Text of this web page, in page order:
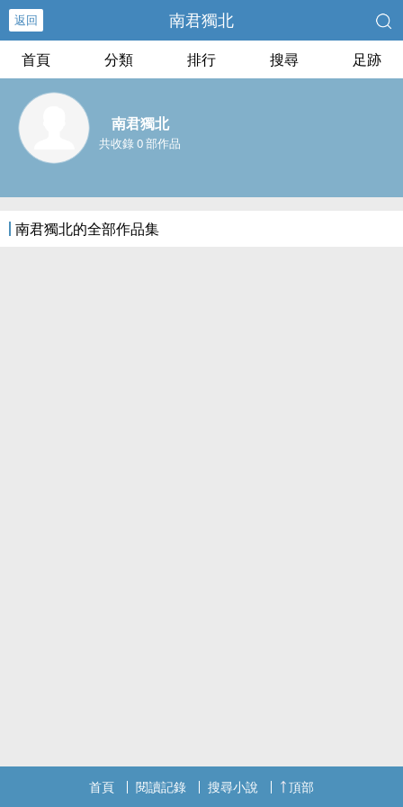
返回 南君獨北
首頁 分類 排行 搜尋 足跡
南君獨北
共收錄 0 部作品
南君獨北的全部作品集
首頁 閱讀記錄 搜尋小說 頂部